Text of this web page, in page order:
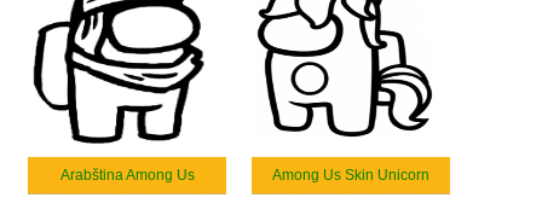
Arabština Among Us Among Us Skin Unicorn